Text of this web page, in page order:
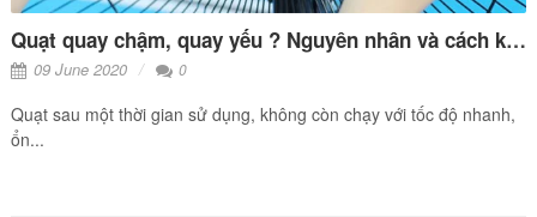
Quạt quay chậm, quay yếu ? Nguyên nhân và cách khắc phục ?
09 June 2020 0
Quạt sau một thời gian sử dụng, không còn chạy với tốc độ nhanh,
ổn...